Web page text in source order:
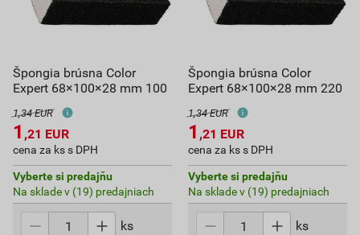
Špongia brúsna Color
Expert 68×100×28 mm 100
1,34 EUR
1 ,21 EUR
cena za ks s DPH
Vyberte si predajňu
Na sklade v (19) predajniach
ks
Špongia brúsna Color
Expert 68×100×28 mm 220
1,34 EUR
1 ,21 EUR
cena za ks s DPH
Vyberte si predajňu
Na sklade v (19) predajniach
ks